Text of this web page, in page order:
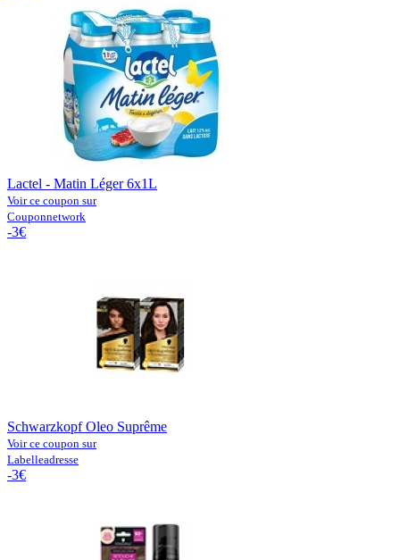
Lactel - Matin Léger 6x1L
Voir ce coupon sur
Couponnetwork
-3€
Schwarzkopf Oleo Suprême
Voir ce coupon sur
Labelleadresse
-3€